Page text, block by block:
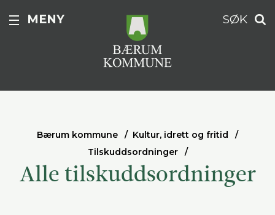
MENY SØK
Bærum kommune
Kultur, idrett og fritid
Tilskuddsordninger
Alle tilskuddsordninger